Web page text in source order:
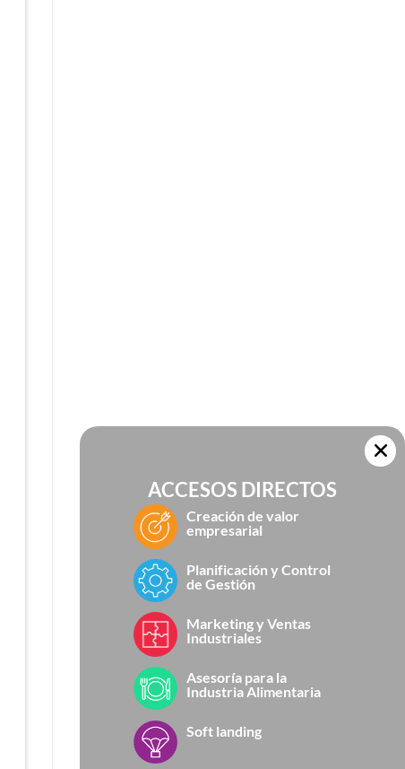
ACCESOS DIRECTOS
Creación de valor
empresarial
Planificación y Control
de Gestión
Marketing y Ventas
Industriales
Asesoría para la
Industria Alimentaria
Soft landing